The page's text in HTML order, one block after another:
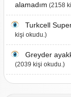
alamadım (2158
Turkcell
kişi okudu.)
Greyder
(2039 kişi okudu.)